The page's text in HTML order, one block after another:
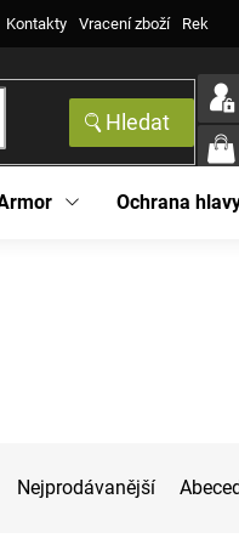
Kontakty Vracení zboží
Hledat
KOŠÍK
Ochrana
Nejprodávanější